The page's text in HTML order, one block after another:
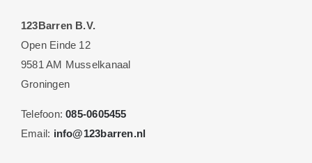
123Barren B.V.
Open Einde 12
9581 AM Musselkanaal
Groningen
Telefoon:085-0605455
Email: info@123barren.nl